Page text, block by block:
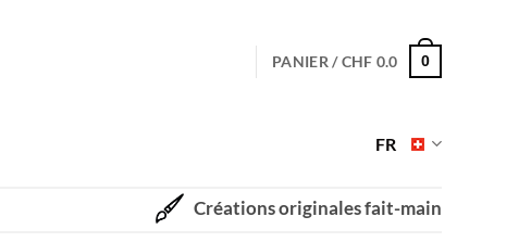
PANIER /CHF 0.0 0
FR
Créations originales fait-main